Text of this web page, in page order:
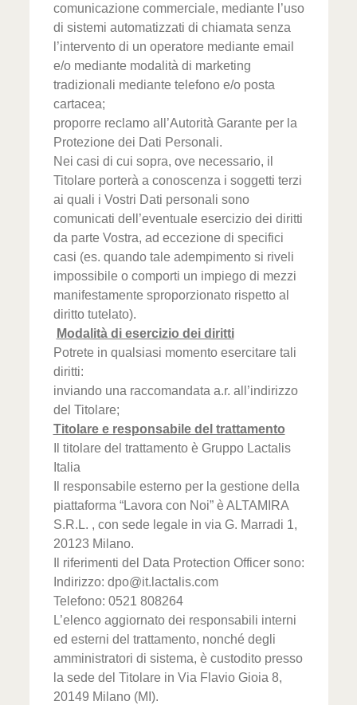
comunicazione commerciale, mediante l’uso
di sistemi automatizzati di chiamata senza
l’intervento di un operatore mediante email
e/o mediante modalità di marketing
tradizionali mediante telefono e/o posta
cartacea;
proporre reclamo all’Autorità Garante per la
Protezione dei Dati Personali.
Nei casi di cui sopra, ove necessario, il
Titolare porterà a conoscenza i soggetti terzi
ai quali i Vostri Dati personali sono
comunicati dell’eventuale esercizio dei diritti
da parte Vostra, ad eccezione di specifici
casi (es. quando tale adempimento si riveli
impossibile o comporti un impiego di mezzi
manifestamente sproporzionato rispetto al
diritto tutelato).
Modalità di esercizio dei diritti
Potrete in qualsiasi momento esercitare tali
diritti:
inviando una raccomandata a.r. all’indirizzo
del Titolare;
Titolare e responsabile del trattamento
Il titolare del trattamento è Gruppo Lactalis
Italia
Il responsabile esterno per la gestione della
piattaforma “Lavora con Noi” è ALTAMIRA
S.R.L. , con sede legale in via G. Marradi 1,
20123 Milano.
Il riferimenti del Data Protection Officer sono:
Indirizzo: dpo@it.lactalis.com
Telefono: 0521 808264
L’elenco aggiornato dei responsabili interni
ed esterni del trattamento, nonché degli
amministratori di sistema, è custodito presso
la sede del Titolare in Via Flavio Gioia 8,
20149 Milano (MI).